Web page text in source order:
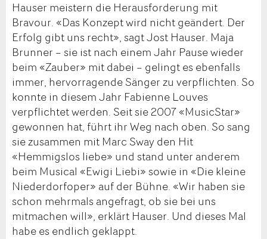
Hauser meistern die Herausforderung mit
Bravour. «Das Konzept wird nicht geändert. Der
Erfolg gibt uns recht», sagt Jost Hauser. Maja
Brunner – sie ist nach einem Jahr Pause wieder
beim «Zauber» mit dabei – gelingt es ebenfalls
immer, hervorragende Sänger zu verpflichten. So
konnte in diesem Jahr Fabienne Louves
verpflichtet werden. Seit sie 2007 «MusicStar»
gewonnen hat, führt ihr Weg nach oben. So sang
sie zusammen mit Marc Sway den Hit
«Hemmigslos liebe» und stand unter anderem
beim Musical «Ewigi Liebi» sowie in «Die kleine
Niederdorfoper» auf der Bühne. «Wir haben sie
schon mehrmals angefragt, ob sie bei uns
mitmachen will», erklärt Hauser. Und dieses Mal
habe es endlich geklappt.